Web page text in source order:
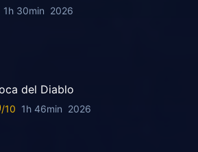
1h 30min 2026
del Diablo
1h 46min 2026